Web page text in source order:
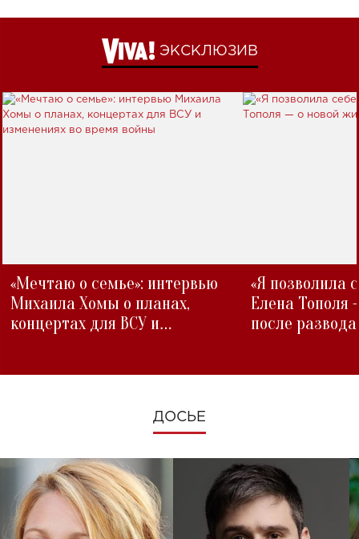
ЭКСКЛЮЗИВ
«Мечтаю о семье»: интервью
Михаила Хомы о планах,
концертах для ВСУ и
«Я позволила
Елена Тополя
после развода
ДОСЬЕ